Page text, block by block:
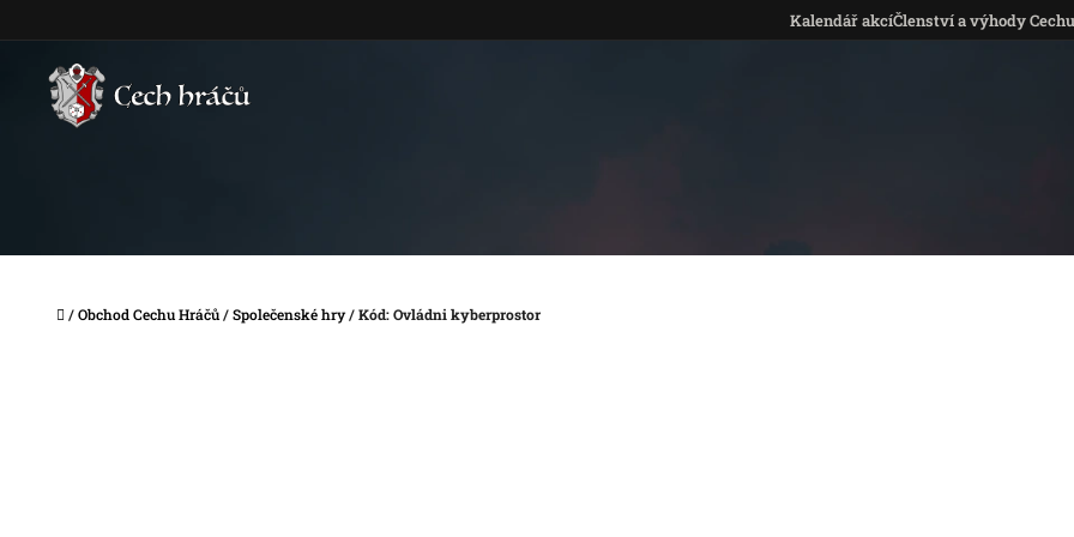
Kalendář akcíČlenství a výhody Cechu
Domů
/Obchod Cechu Hráčů/Společenské hry/Kód: Ovládni kyberprostor